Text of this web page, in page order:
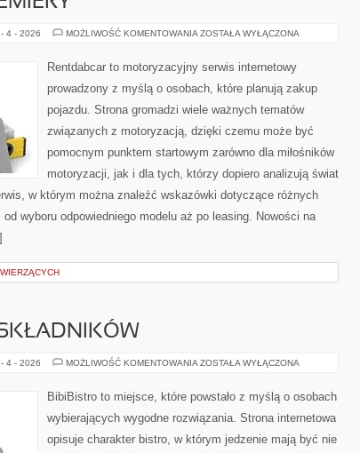
4 - 2026 MOŻLIWOŚĆ KOMENTOWANIA NOWOŚCI
ZOSTAŁA WYŁĄCZONA
Rentdabcar to motoryzacyjny serwis internetowy
prowadzony z myślą o osobach, które planują zakup
pojazdu. Strona gromadzi wiele ważnych tematów
związanych z motoryzacją, dzięki czemu może być
pomocnym punktem startowym zarówno dla miłośników
motoryzacji, jak i dla tych, którzy dopiero analizują świat
w którym można znaleźć wskazówki dotyczące różnych
wyboru odpowiedniego modelu aż po leasing. Nowości na
4 - 2026 MOŻLIWOŚĆ KOMENTOWANIA DRUGIE
ZOSTAŁA WYŁĄCZONA
BibiBistro to miejsce, które powstało z myślą o osobach
wybierających wygodne rozwiązania. Strona internetowa
opisuje charakter bistro, w którym jedzenie mają być nie